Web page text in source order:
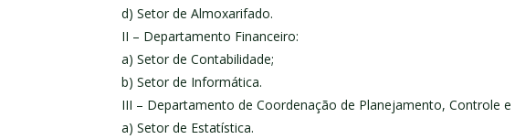
d) Setor de Almoxarifado.
II – Departamento Financeiro:
a) Setor de Contabilidade;
b) Setor de Informática.
III – Departamento de Coordenação de Planejamento, Controle e
a) Setor de Estatística.